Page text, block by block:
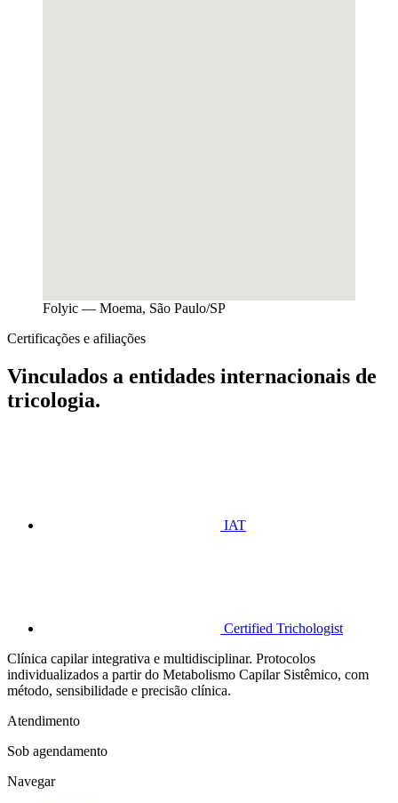
Folyic — Moema, São Paulo/SP
Certificações e afiliações
Vinculados a entidades internacionais de
tricologia.
IAT
Certified Trichologist
Clínica capilar integrativa e multidisciplinar. Protocolos
individualizados a partir do Metabolismo Capilar Sistêmico, com
método, sensibilidade e precisão clínica.
Atendimento
Sob agendamento
Navegar